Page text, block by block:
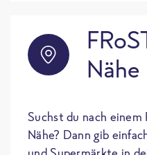
Nähe
Suchst du nach
Nähe? Dann gib